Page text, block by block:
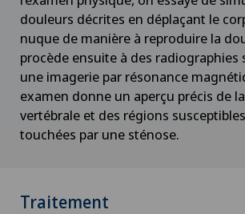
Chirurgie de la colonne vertébrale/
Chirurgie de la hanche
Chirurgie de la main
douleurs décrites en déplaçant le
nuque de manière à reproduire la
procède ensuite à des radiographies
une imagerie par résonance
examen donne un aperçu précis de
vertébrale et des régions
touchées par une sténose.
Traitement